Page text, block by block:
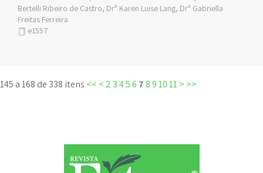
Bertelli Ribeiro de Castro, Drª Karen Luise Lang, Drª Gabriella
Freitas Ferreira
e1557
145 a 168 de 338 itens << < 2 3456 7891011> >>